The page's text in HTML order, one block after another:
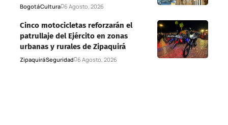
BogotáCultura 6 Agosto, 2026
Cinco motocicletas reforzarán el
patrullaje del Ejército en zonas
urbanas y rurales de Zipaquirá
ZipaquiráSeguridad 6 Agosto, 2026